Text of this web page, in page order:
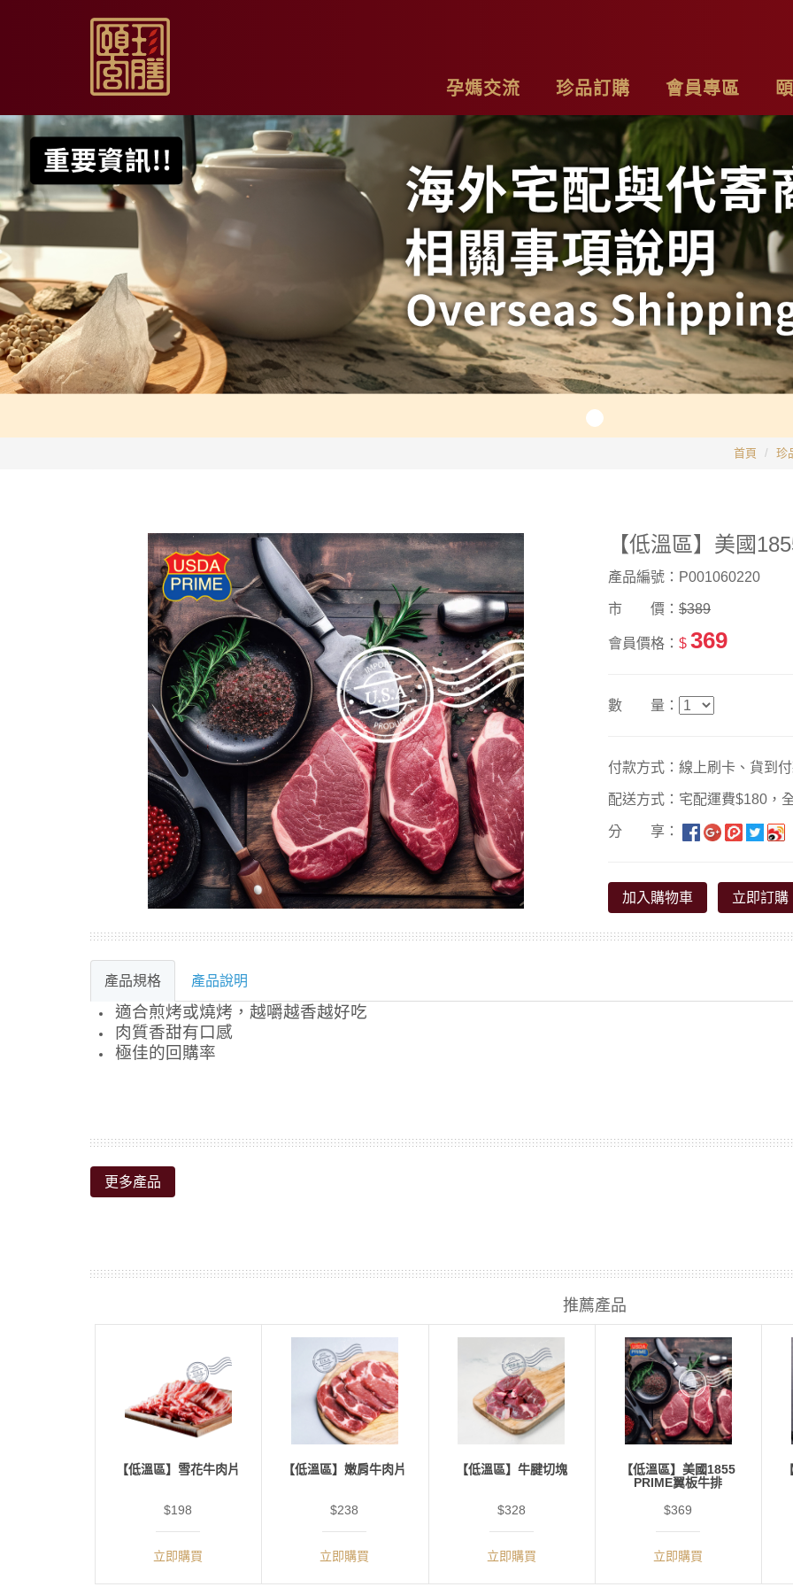
孕媽交流
最新消息
專欄作家
影片分享
珍品訂購
【限時促銷】玫瑰夏日亮麗計畫
【居家月子DIY】坐月子料理食材套組
【日常飲用】東方草本茶系列
【家庭食養】漢方藥膳燉包系列
【伴手送禮】烏骨滴雞精禮盒
【無禮盒自用】烏骨滴雞精家庭號
【台灣坐月子】月子周邊商品
【海外購物Oversea】滴雞精、30日坐月子調養套組
會員專區
基本資料
購物車
我的訂單
品
聯
隱
首頁 珍
【低溫區】美國
產品編號：P001060220
市 價： $389
會員價格： $ 369
數 量：
付款方式：線上刷卡、貨到
配送方式：宅配運費$180，
分 享：
加入購物車 立即訂購
產品規格 產品說明
更多產品
推薦產品
【低溫區】雪花牛肉片
$198
立即購買
【低溫區】嫩肩牛肉片
$238
立即購買
【低溫區】牛腱切塊
$328
立即購買
【低溫區】美國1855
PRIME翼板牛排
$369
立即購買